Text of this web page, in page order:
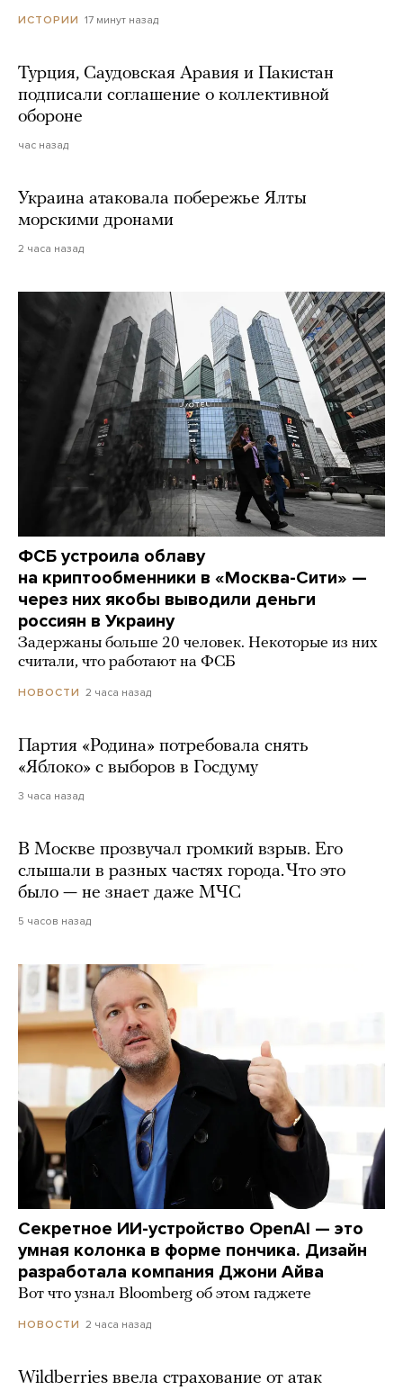
ИСТОРИИ 17 минут назад
Турция, Саудовская Аравия и Пакистан
подписали соглашение о коллективной
обороне
час назад
Украина атаковала побережье Ялты
морскими дронами
2 часа назад
ФСБ устроила облаву
на криптообменники в «Москва-Сити» —
через них якобы выводили деньги
россиян в Украину
Задержаны больше 20 человек. Некоторые из них
считали, что работают на ФСБ
НОВОСТИ 2 часа назад
Партия «Родина» потребовала снять
«Яблоко» с выборов в Госдуму
3 часа назад
В Москве прозвучал громкий взрыв. Его
слышали в разных частях города. Что это
было — не знает даже МЧС
5 часов назад
Секретное ИИ-устройство OpenAI — это
умная колонка в форме пончика. Дизайн
разработала компания Джони Айва
Вот что узнал Bloomberg об этом гаджете
НОВОСТИ 2 часа назад
Wildberries ввела страхование от атак